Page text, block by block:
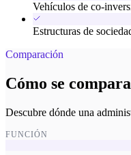
Vehículos de co-
Estructuras de
Comparación
Cómo se
Descubre dónde una
FUNCIÓN